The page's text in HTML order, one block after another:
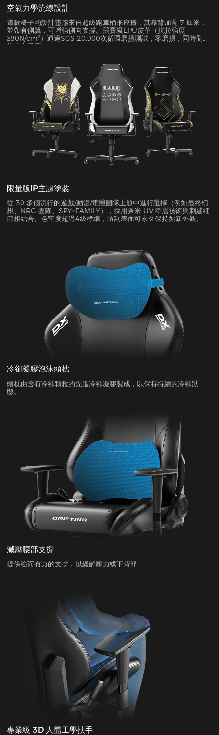
空氣力學流線設計
這款椅子的設計靈感來自超級跑車桶形座椅，其靠背加寬 7 厘米，
並帶有側翼，可增強側向支撐。競賽級EPU皮革（抗拉強度
≥80N/cm²）通過SGS 20,000次循環磨損測試，零磨損，同時側面
約束力提高45%。
限量版IP主題塗裝
從 30 多個流行的遊戲/動漫/電競團隊主題中進行選擇（例如最終幻
想、NRG 團隊、SPY×FAMILY），採用奈米 UV 塗層技術與刺繡細
節相結合。色牢度超過4級標準，防刮表面可永久保持如新外觀。
冷卻凝膠泡沫頭枕
頭枕由含有冷卻顆粒的先進冷卻凝膠製成，以保持持續的冷卻狀
態。
減壓腰部支撐
提供強而有力的支撐，以緩解壓力或下背部
專業級 3D 人體工學扶手